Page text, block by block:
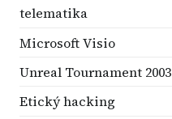
telematika
Microsoft Visio
Unreal Tournament 2003
Etický hacking